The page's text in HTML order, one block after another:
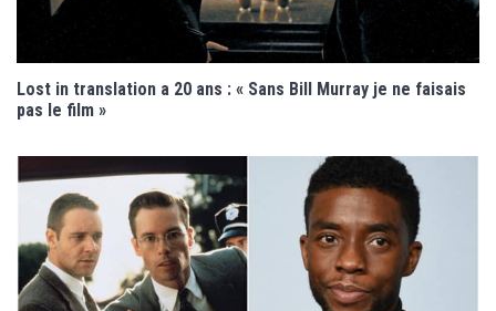
Lost in translation a 20 ans : « Sans Bill Murray je ne faisais
pas le film »